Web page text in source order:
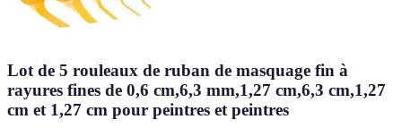
Lot de 5 rouleaux de ruban de masquage fin à
rayures fines de 0,6 cm,6,3 mm,1,27 cm,6,3 cm,1,27
cm et 1,27 cm pour peintres et peintres